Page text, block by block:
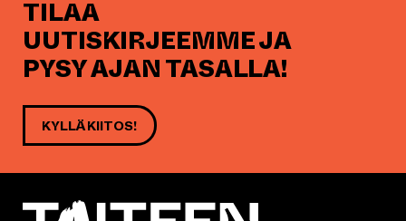
TILAA
UUTISKIRJEEMME JA
PYSY AJAN TASALLA!
KYLLÄ KIITOS!